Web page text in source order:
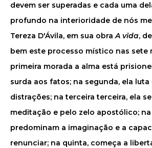
devem ser superadas e cada uma
profundo na interioridade de nós
Tereza D'Ávila, em sua obraA vida,
bem este processo místico nas sete
primeira morada a alma está
surda aos fatos; na segunda, ela luta
distrações; na terceira terceira, ela
meditação e pelo zelo apostólico;
predominam a imaginação e a
renunciar; na quinta, começa a